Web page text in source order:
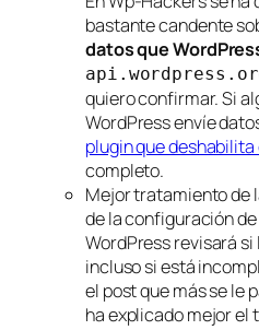
bastante candente
datos que
quiero confirmar. Si
WordPress envíe
plugin que
completo.
Mejor tratamiento de
de la configuración
WordPress revisará si
incluso si está
el post que más se le
ha explicado mejor el